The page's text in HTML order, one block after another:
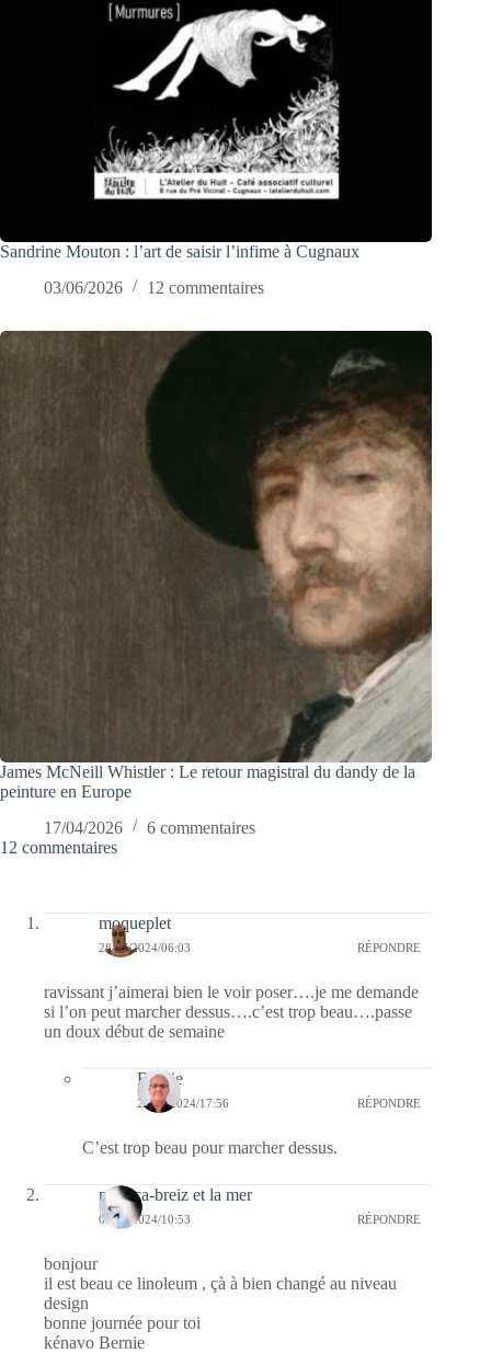
Sandrine Mouton : l’art de saisir l’infime à Cugnaux
03/06/2026
12 commentaires
James McNeill Whistler : Le retour magistral du dandy de la
peinture en Europe
17/04/2026
6 commentaires
12 commentaires
moqueplet
28/07/2024/06:03 RÉPONDRE
ravissant j’aimerai bien le voir poser….je me demande
si l’on peut marcher dessus….c’est trop beau….passe
un doux début de semaine
Bernie
28/07/2024/17:56 RÉPONDRE
C’est trop beau pour marcher dessus.
monica-breiz et la mer
07/06/2024/10:53 RÉPONDRE
bonjour
il est beau ce linoleum , çà à bien changé au niveau
design
bonne journée pour toi
kénavo Bernie